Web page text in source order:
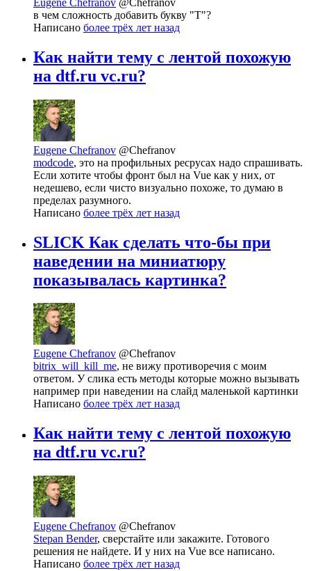
в чем сложность добавить букву "T"?
Написано более трёх лет назад
Как найти тему с лентой похожую
на dtf.ru vc.ru?
Eugene Chefranov @Chefranov
modcode, это на профильных ресрусах надо спрашивать.
Если хотите чтобы фронт был на Vue как у них, от
недешево, если чисто визуально похоже, то думаю в
пределах разумного.
Написано более трёх лет назад
SLICK Как сделать что-бы при
наведении на миниатюру
показывалась картинка?
Eugene Chefranov @Chefranov
bitrix_will_kill_me, не вижу противоречия с моим
ответом. У слика есть методы которые можно вызывать
например при наведении на слайд маленькой картинки
Написано более трёх лет назад
Как найти тему с лентой похожую
на dtf.ru vc.ru?
Eugene Chefranov @Chefranov
Stepan Bender, сверстайте или закажите. Готового
решения не найдете. И у них на Vue все написано.
Написано более трёх лет назад